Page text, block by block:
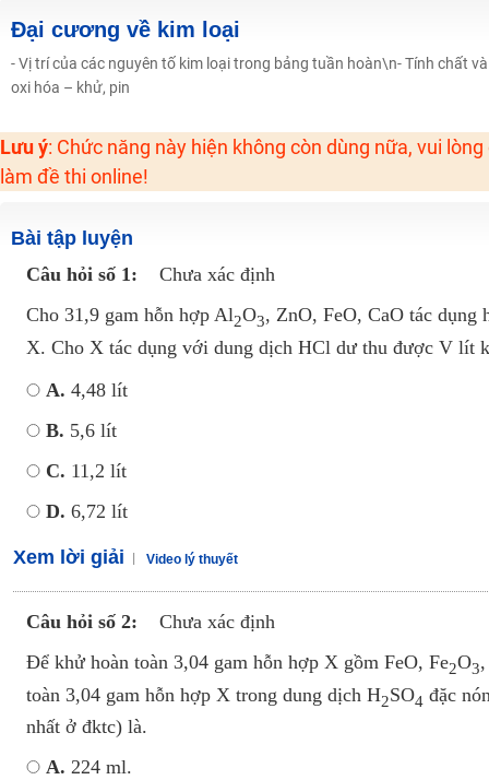
Học online lớp 2 với thầy cô giáo giỏi, nổi tiếng
2K6! Lộ Trình Sun 2024 - Ba bước luyện thi TN THPT - ĐH ít nhất 25 điểm
Hot! Lễ hội đồng giá 449K - 499K toàn bộ khoá học tại Tuyensinh247
Đồng giá khóa học 499K - 399K (13/11-15/11)
Khai giảng các khóa lớp 9 Toán - Lý - Hóa - Văn - Anh năm 2018
Đại cương về kim loại
- Vị trí của các nguyên tố kim loại trong bảng tuần hoàn\n- Tính chất
oxi hóa – khử, pin
Lưu ý: Chức năng này hiện không còn dùng nữa, vui
làm đề thi online!
Bài tập luyện
Câu hỏi số 1:
Chưa xác định
Cho 31,9 gam hỗn hợp Al2O3, ZnO, FeO, CaO tác dụng
X. Cho X tác dụng với dung dịch HCl dư thu được V lít
A. 4,48 lít
B. 5,6 lít
C. 11,2 lít
D. 6,72 lít
Xem lời giải Video lý thuyết
Câu hỏi số 2:
Chưa xác định
Để khử hoàn toàn 3,04 gam hỗn hợp X gồm FeO, Fe2O3
toàn 3,04 gam hỗn hợp X trong dung dịch H2SO4 đặc
nhất ở đktc) là.
A. 224 ml.